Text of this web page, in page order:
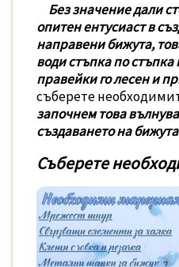
Без значение дали
опитен ентусиаст в
направени бижута,
води стъпка по
правейки го лесен и
съберете
започнем това
създаването на
Съберете